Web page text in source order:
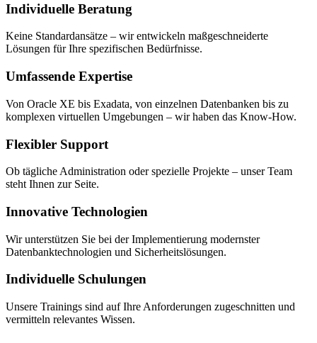
Individuelle Beratung
Keine Standardansätze – wir entwickeln maßgeschneiderte
Lösungen für Ihre spezifischen Bedürfnisse.
Umfassende Expertise
Von Oracle XE bis Exadata, von einzelnen Datenbanken bis zu
komplexen virtuellen Umgebungen – wir haben das Know-How.
Flexibler Support
Ob tägliche Administration oder spezielle Projekte – unser Team
steht Ihnen zur Seite.
Innovative Technologien
Wir unterstützen Sie bei der Implementierung modernster
Datenbanktechnologien und Sicherheitslösungen.
Individuelle Schulungen
Unsere Trainings sind auf Ihre Anforderungen zugeschnitten und
vermitteln relevantes Wissen.